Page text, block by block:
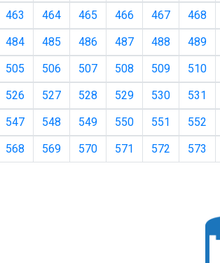
463 464 465 466 467 468
484 485 486 487 488 489
505 506 507 508 509 510
526 527 528 529 530 531
547 548 549 550 551 552
568 569 570 571 572 573